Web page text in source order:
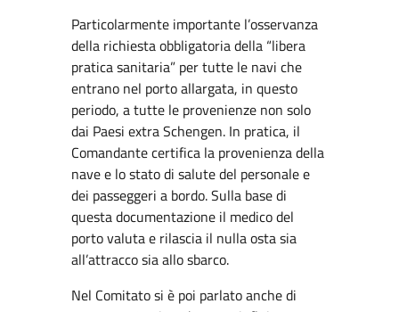
Particolarmente importante l’osservanza
della richiesta obbligatoria della “libera
pratica sanitaria” per tutte le navi che
entrano nel porto allargata, in questo
periodo, a tutte le provenienze non solo
dai Paesi extra Schengen. In pratica, il
Comandante certifica la provenienza della
nave e lo stato di salute del personale e
dei passeggeri a bordo. Sulla base di
questa documentazione il medico del
porto valuta e rilascia il nulla osta sia
all’attracco sia allo sbarco.
Nel Comitato si è poi parlato anche di